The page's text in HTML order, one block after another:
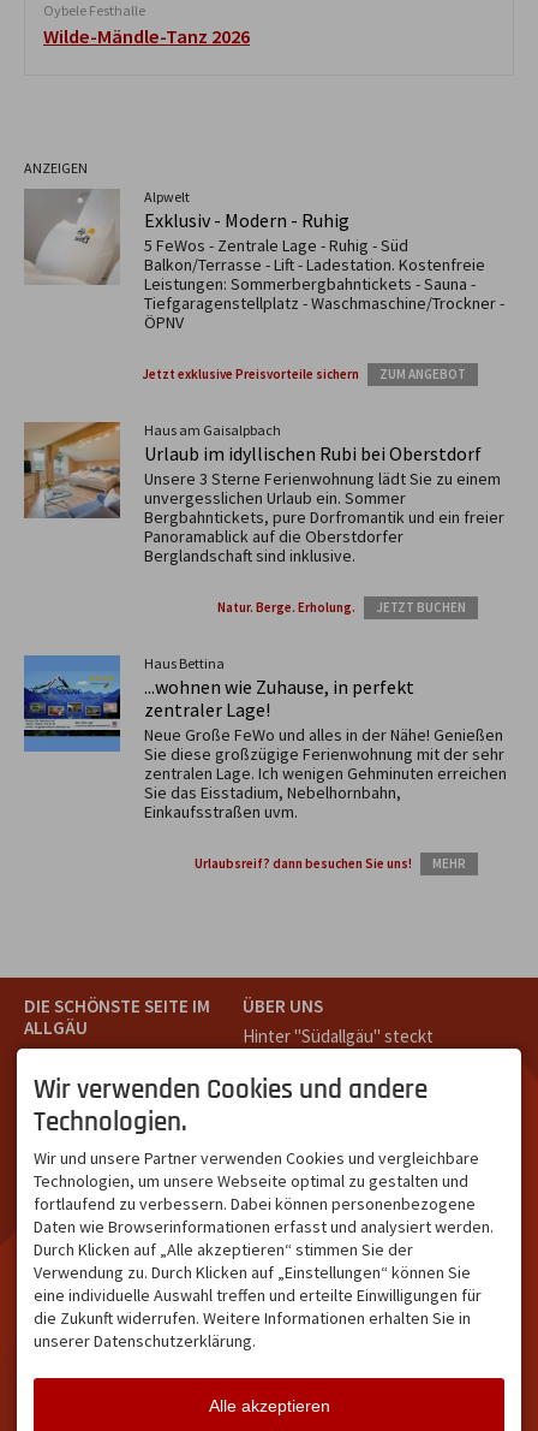
Oybele Festhalle
Wilde-Mändle-Tanz 2026
ANZEIGEN
Alpwelt
Exklusiv - Modern - Ruhig
5 FeWos - Zentrale Lage - Ruhig - Süd
Balkon/Terrasse - Lift - Ladestation. Kostenfreie
Leistungen: Sommerbergbahntickets - Sauna -
Tiefgaragenstellplatz - Waschmaschine/Trockner -
ÖPNV
Jetzt exklusive Preisvorteile sichern ZUM ANGEBOT
Haus am Gaisalpbach
Urlaub im idyllischen Rubi bei Oberstdorf
Unsere 3 Sterne Ferienwohnung lädt Sie zu einem
unvergesslichen Urlaub ein. Sommer
Bergbahntickets, pure Dorfromantik und ein freier
Panoramablick auf die Oberstdorfer
Berglandschaft sind inklusive.
Natur. Berge. Erholung. JETZT BUCHEN
Haus Bettina
...wohnen wie Zuhause, in perfekt
zentraler Lage!
Neue Große FeWo und alles in der Nähe! Genießen
Sie diese großzügige Ferienwohnung mit der sehr
zentralen Lage. Ich wenigen Gehminuten erreichen
Sie das Eisstadium, Nebelhornbahn,
Einkaufsstraßen uvm.
Urlaubsreif? dann besuchen Sie uns! MEHR
DIE SCHÖNSTE SEITE IM
ALLGÄU
Teil des Oberallgäus. Es
verbindet die Tourismus-
Destinationen Oberstdorf,
Kleinwalsertal und beliebte
Urlaubsziele wie die
Hörnerdörfer, Alpsee-
Grünten, Oberstaufen oder
Wertach im Allgäu.
ÜBER UNS
Hinter "Südallgäu" steckt
Oberstdorf.
Unser Ziel ist ein attraktives
Leistungsträger im
südlichen Oberallgäu eine
starke Plattform bietet.
NETZWERK & REICHWEITE
ca. 36.700 Abos bei
Instagram
Wir verwenden Cookies und andere
Technologien.
Wir und unsere Partner verwenden Cookies und vergleichbare
Technologien, um unsere Webseite optimal zu gestalten und
fortlaufend zu verbessern. Dabei können personenbezogene
Daten wie Browserinformationen erfasst und analysiert werden.
Durch Klicken auf „Alle akzeptieren“ stimmen Sie der
Verwendung zu. Durch Klicken auf „Einstellungen“ können Sie
eine individuelle Auswahl treffen und erteilte Einwilligungen für
die Zukunft widerrufen. Weitere Informationen erhalten Sie in
unserer Datenschutzerklärung.
Alle akzeptieren